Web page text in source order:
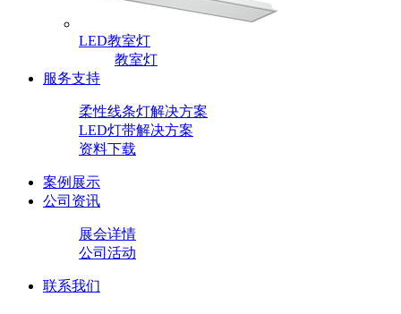
LED教室灯
教室灯
服务支持
柔性线条灯解决方案
LED灯带解决方案
资料下载
案例展示
公司资讯
展会详情
公司活动
联系我们